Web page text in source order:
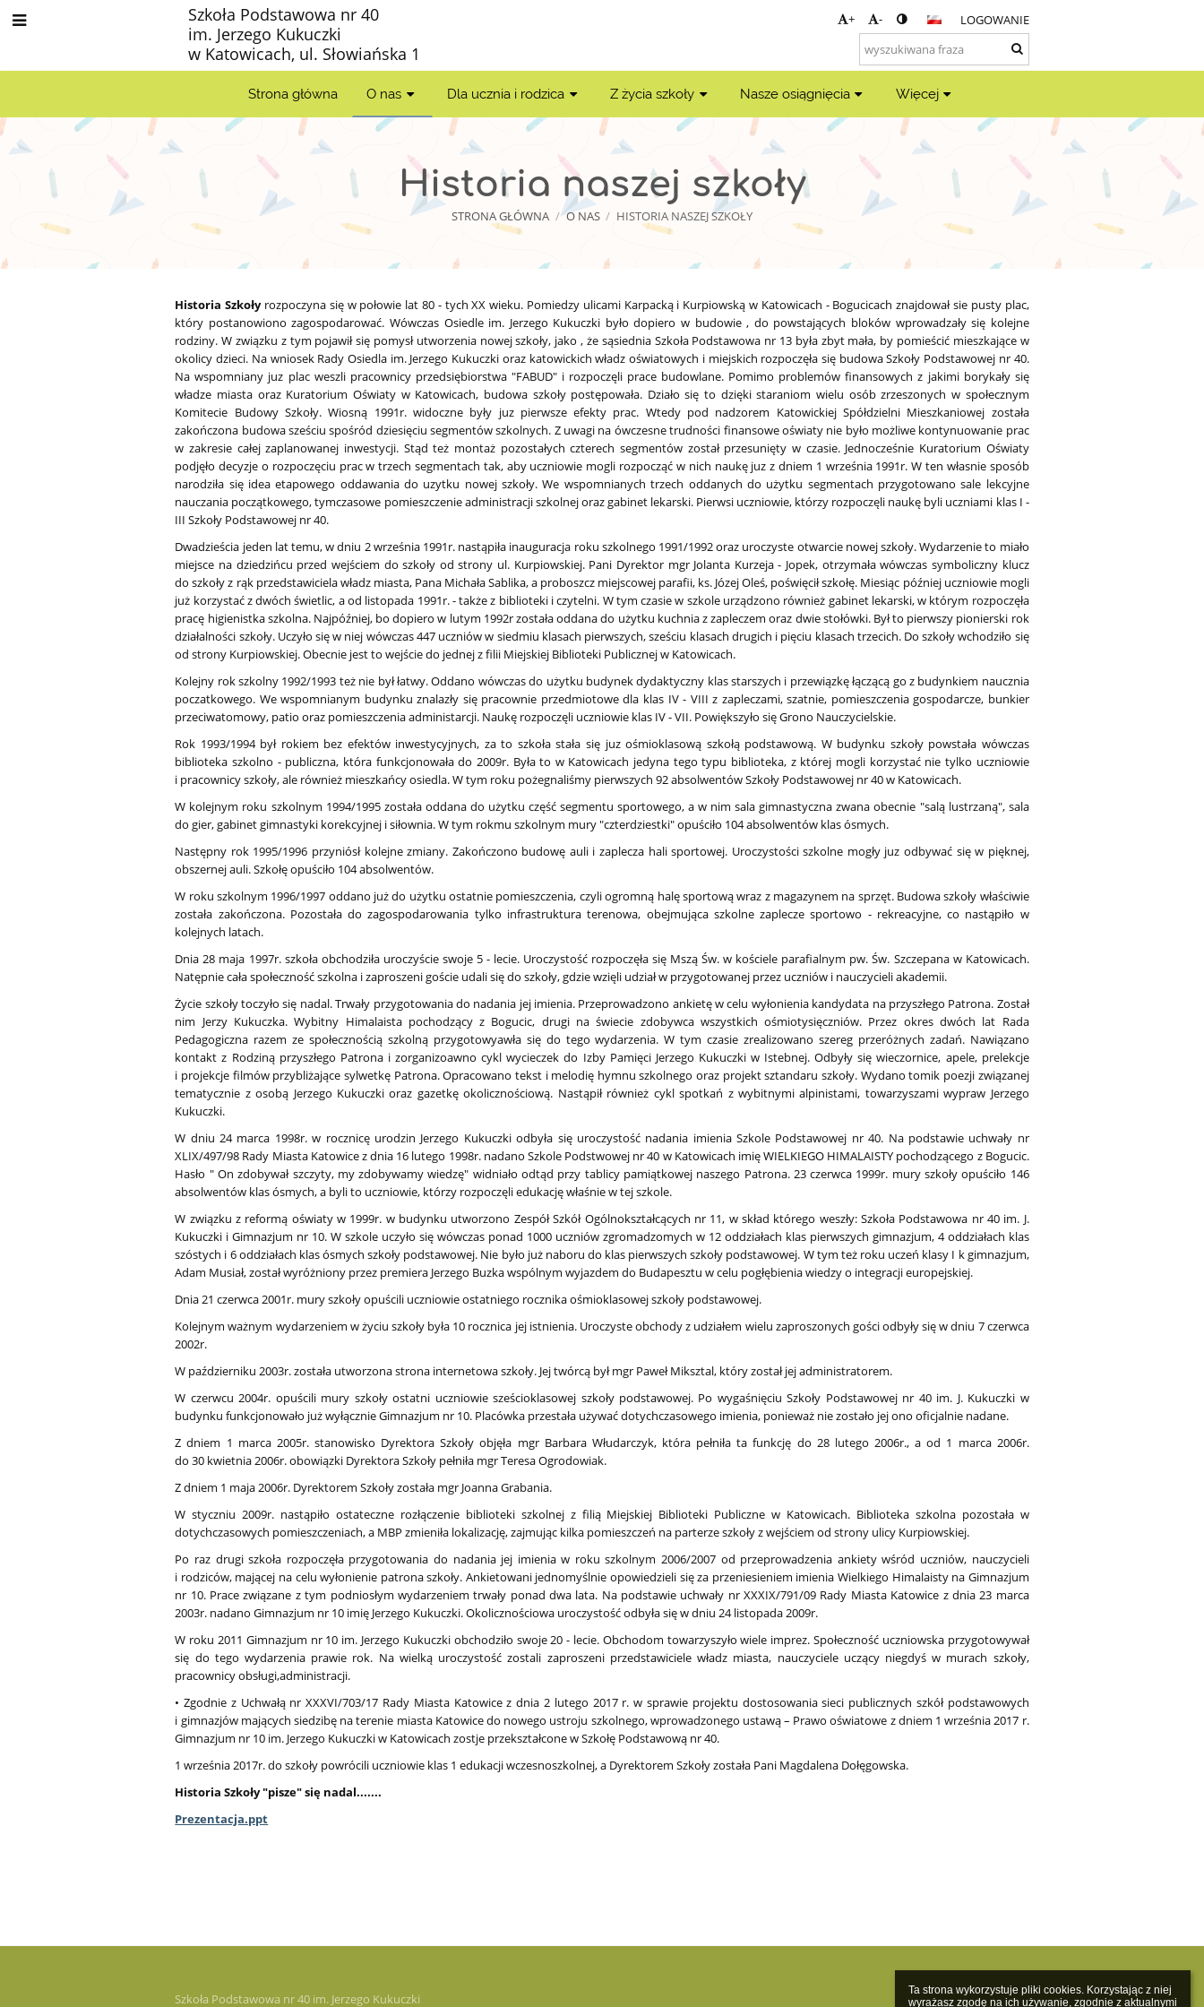
Ta strona wykorzystuje pliki cookies. Korzystając z niej
wyrażasz zgodę na ich używanie, zgodnie z aktualnymi
Szkoła Podstawowa nr 40
im. Jerzego Kukuczki
w Katowicach, ul. Słowiańska 1
+ - LOGOWANIE
Strona główna O nas Dla ucznia i rodzica Z życia szkoły Nasze osiągnięcia Więcej
Historia naszej szkoły
STRONA GŁÓWNA / O NAS / HISTORIA NASZEJ SZKOŁY
Historia
naszej
szkoły
Historia Szkołyrozpoczyna się w połowie lat 80 - tych XX wieku. Pomiedzy ulicami Karpacką i Kurpiowską w Katowicach - Bogucicach znajdował sie pusty plac,
który postanowiono zagospodarować. Wówczas Osiedle im. Jerzego Kukuczki było dopiero w budowie , do powstających bloków wprowadzały się kolejne
rodziny. W związku z tym pojawił się pomysł utworzenia nowej szkoły, jako , że sąsiednia Szkoła Podstawowa nr 13 była zbyt mała, by pomieścić mieszkające w
okolicy dzieci. Na wniosek Rady Osiedla im. Jerzego Kukuczki oraz katowickich władz oświatowych i miejskich rozpoczęła się budowa Szkoły Podstawowej nr 40.
Na wspomniany juz plac weszli pracownicy przedsiębiorstwa "FABUD" i rozpoczęli prace budowlane. Pomimo problemów finansowych z jakimi borykały się
władze miasta oraz Kuratorium Oświaty w Katowicach, budowa szkoły postępowała. Działo się to dzięki staraniom wielu osób zrzeszonych w społecznym
Komitecie Budowy Szkoły. Wiosną 1991r. widoczne były juz pierwsze efekty prac. Wtedy pod nadzorem Katowickiej Spółdzielni Mieszkaniowej została
zakończona budowa sześciu spośród dziesięciu segmentów szkolnych. Z uwagi na ówczesne trudności finansowe oświaty nie było możliwe kontynuowanie prac
w zakresie całej zaplanowanej inwestycji. Stąd też montaż pozostałych czterech segmentów został przesunięty w czasie. Jednocześnie Kuratorium Oświaty
podjęło decyzje o rozpoczęciu prac w trzech segmentach tak, aby uczniowie mogli rozpocząć w nich naukę juz z dniem 1 września 1991r. W ten własnie sposób
narodziła się idea etapowego oddawania do uzytku nowej szkoły. We wspomnianych trzech oddanych do użytku segmentach przygotowano sale lekcyjne
nauczania początkowego, tymczasowe pomieszczenie administracji szkolnej oraz gabinet lekarski. Pierwsi uczniowie, którzy rozpoczęli naukę byli uczniami klas I -
III Szkoły Podstawowej nr 40.
Dwadzieścia jeden lat temu, w dniu 2 września 1991r. nastąpiła inauguracja roku szkolnego 1991/1992 oraz uroczyste otwarcie nowej szkoły. Wydarzenie to miało
miejsce na dziedzińcu przed wejściem do szkoły od strony ul. Kurpiowskiej. Pani Dyrektor mgr Jolanta Kurzeja - Jopek, otrzymała wówczas symboliczny klucz
do szkoły z rąk przedstawiciela władz miasta, Pana Michała Sablika, a proboszcz miejscowej parafii, ks. Józej Oleś, poświęcił szkołę. Miesiąc później uczniowie mogli
już korzystać z dwóch świetlic, a od listopada 1991r. - także z biblioteki i czytelni. W tym czasie w szkole urządzono również gabinet lekarski, w którym rozpoczęła
pracę higienistka szkolna. Najpóźniej, bo dopiero w lutym 1992r została oddana do użytku kuchnia z zapleczem oraz dwie stołówki. Był to pierwszy pionierski rok
działalności szkoły. Uczyło się w niej wówczas 447 uczniów w siedmiu klasach pierwszych, sześciu klasach drugich i pięciu klasach trzecich. Do szkoły wchodziło się
od strony Kurpiowskiej. Obecnie jest to wejście do jednej z filii Miejskiej Biblioteki Publicznej w Katowicach.
Kolejny rok szkolny 1992/1993 też nie był łatwy. Oddano wówczas do użytku budynek dydaktyczny klas starszych i przewiązkę łączącą go z budynkiem naucznia
poczatkowego. We wspomnianym budynku znalazły się pracownie przedmiotowe dla klas IV - VIII z zapleczami, szatnie, pomieszczenia gospodarcze, bunkier
przeciwatomowy, patio oraz pomieszczenia administarcji. Naukę rozpoczęli uczniowie klas IV - VII. Powiększyło się Grono Nauczycielskie.
Rok 1993/1994 był rokiem bez efektów inwestycyjnych, za to szkoła stała się juz ośmioklasową szkołą podstawową. W budynku szkoły powstała wówczas
biblioteka szkolno - publiczna, która funkcjonowała do 2009r. Była to w Katowicach jedyna tego typu biblioteka, z której mogli korzystać nie tylko uczniowie
i pracownicy szkoły, ale również mieszkańcy osiedla. W tym roku pożegnaliśmy pierwszych 92 absolwentów Szkoły Podstawowej nr 40 w Katowicach.
W kolejnym roku szkolnym 1994/1995 została oddana do użytku część segmentu sportowego, a w nim sala gimnastyczna zwana obecnie "salą lustrzaną", sala
do gier, gabinet gimnastyki korekcyjnej i siłownia. W tym rokmu szkolnym mury "czterdziestki" opuściło 104 absolwentów klas ósmych.
Następny rok 1995/1996 przyniósł kolejne zmiany. Zakończono budowę auli i zaplecza hali sportowej. Uroczystości szkolne mogły juz odbywać się w pięknej,
obszernej auli. Szkołę opuściło 104 absolwentów.
W roku szkolnym 1996/1997 oddano już do użytku ostatnie pomieszczenia, czyli ogromną halę sportową wraz z magazynem na sprzęt. Budowa szkoły właściwie
została zakończona. Pozostała do zagospodarowania tylko infrastruktura terenowa, obejmująca szkolne zaplecze sportowo - rekreacyjne, co nastąpiło w
kolejnych latach.
Dnia 28 maja 1997r. szkoła obchodziła uroczyście swoje 5 - lecie. Uroczystość rozpoczęła się Mszą Św. w kościele parafialnym pw. Św. Szczepana w Katowicach.
Natępnie cała społeczność szkolna i zaproszeni goście udali się do szkoły, gdzie wzięli udział w przygotowanej przez uczniów i nauczycieli akademii.
Życie szkoły toczyło się nadal. Trwały przygotowania do nadania jej imienia. Przeprowadzono ankietę w celu wyłonienia kandydata na przyszłego Patrona. Został
nim Jerzy Kukuczka. Wybitny Himalaista pochodzący z Bogucic, drugi na świecie zdobywca wszystkich ośmiotysięczniów. Przez okres dwóch lat Rada
Pedagogiczna razem ze społecznością szkolną przygotowyawła się do tego wydarzenia. W tym czasie zrealizowano szereg przeróżnych zadań. Nawiązano
kontakt z Rodziną przyszłego Patrona i zorganizoawno cykl wycieczek do Izby Pamięci Jerzego Kukuczki w Istebnej. Odbyły się wieczornice, apele, prelekcje
i projekcje filmów przybliżające sylwetkę Patrona. Opracowano tekst i melodię hymnu szkolnego oraz projekt sztandaru szkoły. Wydano tomik poezji związanej
tematycznie z osobą Jerzego Kukuczki oraz gazetkę okolicznościową. Nastąpił również cykl spotkań z wybitnymi alpinistami, towarzyszami wypraw Jerzego
Kukuczki.
W dniu 24 marca 1998r. w rocznicę urodzin Jerzego Kukuczki odbyła się uroczystość nadania imienia Szkole Podstawowej nr 40. Na podstawie uchwały nr
XLIX/497/98 Rady Miasta Katowice z dnia 16 lutego 1998r. nadano Szkole Podstwowej nr 40 w Katowicach imię WIELKIEGO HIMALAISTY pochodzącego z Bogucic.
Hasło " On zdobywał szczyty, my zdobywamy wiedzę" widniało odtąd przy tablicy pamiątkowej naszego Patrona. 23 czerwca 1999r. mury szkoły opuściło 146
absolwentów klas ósmych, a byli to uczniowie, którzy rozpoczęli edukację właśnie w tej szkole.
W związku z reformą oświaty w 1999r. w budynku utworzono Zespół Szkół Ogólnokształcących nr 11, w skład którego weszły: Szkoła Podstawowa nr 40 im. J.
Kukuczki i Gimnazjum nr 10. W szkole uczyło się wówczas ponad 1000 uczniów zgromadzomych w 12 oddziałach klas pierwszych gimnazjum, 4 oddziałach klas
szóstych i 6 oddziałach klas ósmych szkoły podstawowej. Nie było już naboru do klas pierwszych szkoły podstawowej. W tym też roku uczeń klasy I k gimnazjum,
Adam Musiał, został wyróżniony przez premiera Jerzego Buzka wspólnym wyjazdem do Budapesztu w celu pogłębienia wiedzy o integracji europejskiej.
Dnia 21 czerwca 2001r. mury szkoły opuścili uczniowie ostatniego rocznika ośmioklasowej szkoły podstawowej.
Kolejnym ważnym wydarzeniem w życiu szkoły była 10 rocznica jej istnienia. Uroczyste obchody z udziałem wielu zaproszonych gości odbyły się w dniu 7 czerwca
2002r.
W październiku 2003r. została utworzona strona internetowa szkoły. Jej twórcą był mgr Paweł Miksztal, który został jej administratorem.
W czerwcu 2004r. opuścili mury szkoły ostatni uczniowie sześcioklasowej szkoły podstawowej. Po wygaśnięciu Szkoły Podstawowej nr 40 im. J. Kukuczki w
budynku funkcjonowało już wyłącznie Gimnazjum nr 10. Placówka przestała używać dotychczasowego imienia, ponieważ nie zostało jej ono oficjalnie nadane.
Z dniem 1 marca 2005r. stanowisko Dyrektora Szkoły objęła mgr Barbara Włudarczyk, która pełniła ta funkcję do 28 lutego 2006r., a od 1 marca 2006r.
do 30 kwietnia 2006r. obowiązki Dyrektora Szkoły pełniła mgr Teresa Ogrodowiak.
Z dniem 1 maja 2006r. Dyrektorem Szkoły została mgr Joanna Grabania.
W styczniu 2009r. nastąpiło ostateczne rozłączenie biblioteki szkolnej z filią Miejskiej Biblioteki Publiczne w Katowicach. Biblioteka szkolna pozostała w
dotychczasowych pomieszczeniach, a MBP zmieniła lokalizację, zajmując kilka pomieszczeń na parterze szkoły z wejściem od strony ulicy Kurpiowskiej.
Po raz drugi szkoła rozpoczęła przygotowania do nadania jej imienia w roku szkolnym 2006/2007 od przeprowadzenia ankiety wśród uczniów, nauczycieli
i rodziców, mającej na celu wyłonienie patrona szkoły. Ankietowani jednomyślnie opowiedzieli się za przeniesieniem imienia Wielkiego Himalaisty na Gimnazjum
nr 10. Prace związane z tym podniosłym wydarzeniem trwały ponad dwa lata. Na podstawie uchwały nr XXXIX/791/09 Rady Miasta Katowice z dnia 23 marca
2003r. nadano Gimnazjum nr 10 imię Jerzego Kukuczki. Okolicznościowa uroczystość odbyła się w dniu 24 listopada 2009r.
W roku 2011 Gimnazjum nr 10 im. Jerzego Kukuczki obchodziło swoje 20 - lecie. Obchodom towarzyszyło wiele imprez. Społeczność uczniowska przygotowywał
się do tego wydarzenia prawie rok. Na wielką uroczystość zostali zaproszeni przedstawiciele władz miasta, nauczyciele uczący niegdyś w murach szkoły,
pracownicy obsługi,administracji.
• Zgodnie z Uchwałą nr XXXVI/703/17 Rady Miasta Katowice z dnia 2 lutego 2017 r. w sprawie projektu dostosowania sieci publicznych szkół podstawowych
i gimnazjów mających siedzibę na terenie miasta Katowice do nowego ustroju szkolnego, wprowadzonego ustawą – Prawo oświatowe z dniem 1 września 2017 r.
Gimnazjum nr 10 im. Jerzego Kukuczki w Katowicach zostje przekształcone w Szkołę Podstawową nr 40.
1 września 2017r. do szkoły powrócili uczniowie klas 1 edukacji wczesnoszkolnej, a Dyrektorem Szkoły została Pani Magdalena Dołęgowska.
Historia Szkoły "pisze" się nadal.......
Prezentacja.ppt
Szkoła Podstawowa nr 40 im. Jerzego Kukuczki